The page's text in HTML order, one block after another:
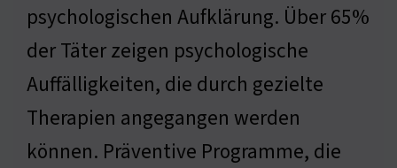
psychologischen Aufklärung. Über 65%
der Täter zeigen psychologische
Auffälligkeiten, die durch gezielte
Therapien angegangen werden
können. Präventive Programme, die